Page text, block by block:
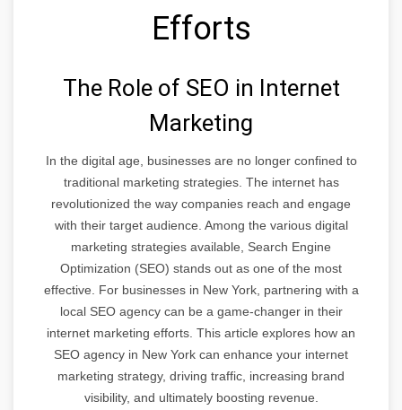
Efforts
The Role of SEO in Internet
Marketing
In the digital age, businesses are no longer confined to
traditional marketing strategies. The internet has
revolutionized the way companies reach and engage
with their target audience. Among the various digital
marketing strategies available, Search Engine
Optimization (SEO) stands out as one of the most
effective. For businesses in New York, partnering with a
local SEO agency can be a game-changer in their
internet marketing efforts. This article explores how an
SEO agency in New York can enhance your internet
marketing strategy, driving traffic, increasing brand
visibility, and ultimately boosting revenue.